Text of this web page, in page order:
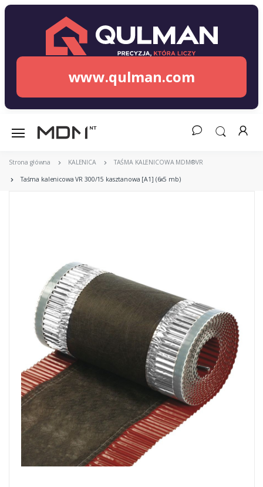
www.qulman.com
Strona główna KALENICA TAŚMA KALENICOWA MDM®VR
Taśma kalenicowa VR 300/15 kasztanowa [A1] (6x5 mb)